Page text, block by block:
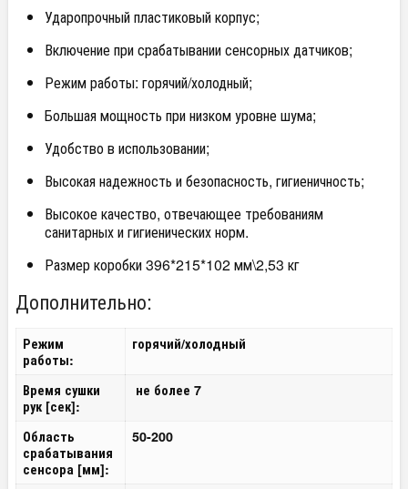
Ударопрочный пластиковый корпус;
Включение при срабатывании сенсорных датчиков;
Режим работы: горячий/холодный;
Большая мощность при низком уровне шума;
Удобство в использовании;
Высокая надежность и безопасность, гигиеничность;
Высокое качество, отвечающее требованиям
санитарных и гигиенических норм.
Размер коробки 396*215*102 мм\2,53 кг
Дополнительно:
Режим
работы:
горячий/холодный
Время сушки
рук [сек]:
не более 7
Область
срабатывания
сенсора [мм]:
50-200